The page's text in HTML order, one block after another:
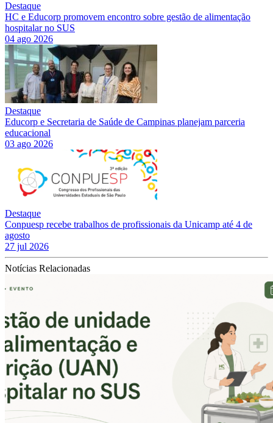
Destaque
HC e Educorp promovem encontro sobre gestão de alimentação
hospitalar no SUS
04 ago 2026
Destaque
Educorp e Secretaria de Saúde de Campinas planejam parceria
educacional
03 ago 2026
Destaque
Conpuesp recebe trabalhos de profissionais da Unicamp até 4 de
agosto
27 jul 2026
Notícias Relacionadas